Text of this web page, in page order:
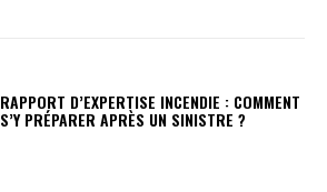
RAPPORT D’EXPERTISE INCENDIE : COMMENT
S’Y PRÉPARER APRÈS UN SINISTRE ?